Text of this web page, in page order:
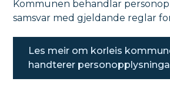
Kommunen behandlar
samsvar med gjeldande reglar
Les meir om korleis
handterer